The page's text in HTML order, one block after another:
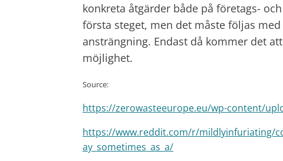
konkreta åtgärder både på företags-
första steget, men det måste följas
ansträngning. Endast då kommer det
möjlighet.
Source:
https://zerowasteeurope.eu/wp-content/
https://www.reddit.com/r/mildlyinfuriating/
ay_sometimes_as_a/